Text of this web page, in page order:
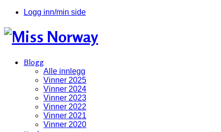
Logg inn/min side
Blogg
Alle innlegg
Vinner 2025
Vinner 2024
Vinner 2023
Vinner 2022
Vinner 2021
Vinner 2020